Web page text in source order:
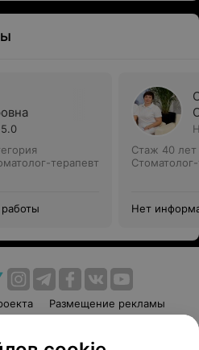
5.0
терапевт
Стаж 40 лет
Нет
Размещение рекламы